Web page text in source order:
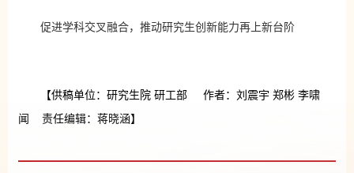
促进学科交叉融合，推动研究生创新能力再上新台阶
【供稿单位：研究生院 研工部 作者：刘震宇 郑彬 李啸
闻 责任编辑：蒋晓涵】